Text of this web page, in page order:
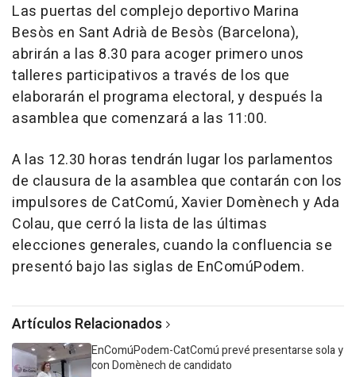
Las puertas del complejo deportivo Marina
Besòs en Sant Adrià de Besòs (Barcelona),
abrirán a las 8.30 para acoger primero unos
talleres participativos a través de los que
elaborarán el programa electoral, y después la
asamblea que comenzará a las 11:00.
A las 12.30 horas tendrán lugar los parlamentos
de clausura de la asamblea que contarán con los
impulsores de CatComú, Xavier Domènech y Ada
Colau, que cerró la lista de las últimas
elecciones generales, cuando la confluencia se
presentó bajo las siglas de EnComúPodem.
Artículos Relacionados
EnComúPodem-CatComú prevé presentarse sola y
con Domènech de candidato